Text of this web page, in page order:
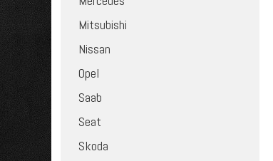
Mitsubishi
Nissan
Opel
Saab
Seat
Skoda